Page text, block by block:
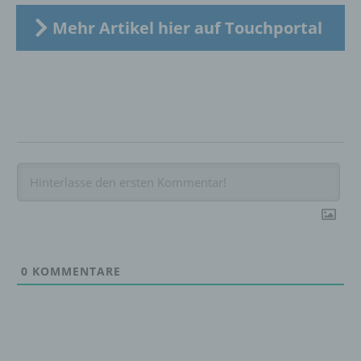
Mehr Artikel hier auf Touchportal
0 KOMMENTARE
Verarbeitung personenbezogener Daten, die
darin besteht, dass diese